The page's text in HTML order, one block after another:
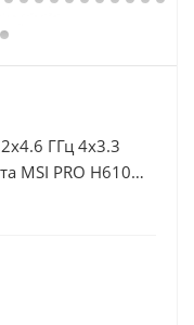
ГГц 4x3.3
MSI PRO H610M-